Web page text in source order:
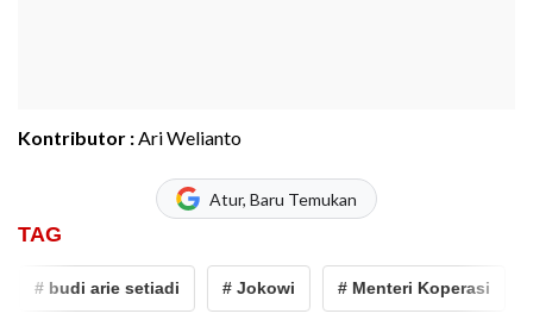
Kontributor :Ari Welianto
Atur, Baru Temukan
TAG
# budi arie setiadi # Jokowi # Menteri Koperasi